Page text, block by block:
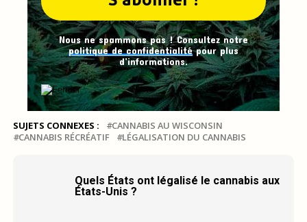
Nous ne spammons pas ! Consultez notre
politique de confidentialitépour plus
d’informations.
SUJETS CONNEXES :
CANNABIS AU WISCONSIN
CANNABIS RÉCRÉATIF
LÉGALISATION DU CANNABIS
Quels États ont légalisé le cannabis aux
États-Unis ?